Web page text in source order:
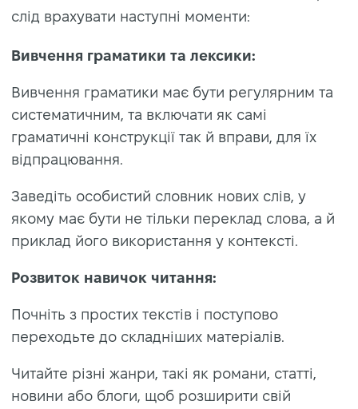
слід врахувати наступні моменти:
Вивчення граматики та лексики:
Вивчення граматики має бути регулярним та
систематичним, та включати як самі
граматичні конструкції так й вправи, для їх
відпрацювання.
Заведіть особистий словник нових слів, у
якому має бути не тільки переклад слова, а й
приклад його використання у контексті.
Розвиток навичок читання:
Почніть з простих текстів і поступово
переходьте до складніших матеріалів.
Читайте різні жанри, такі як романи, статті,
новини або блоги, щоб розширити свій